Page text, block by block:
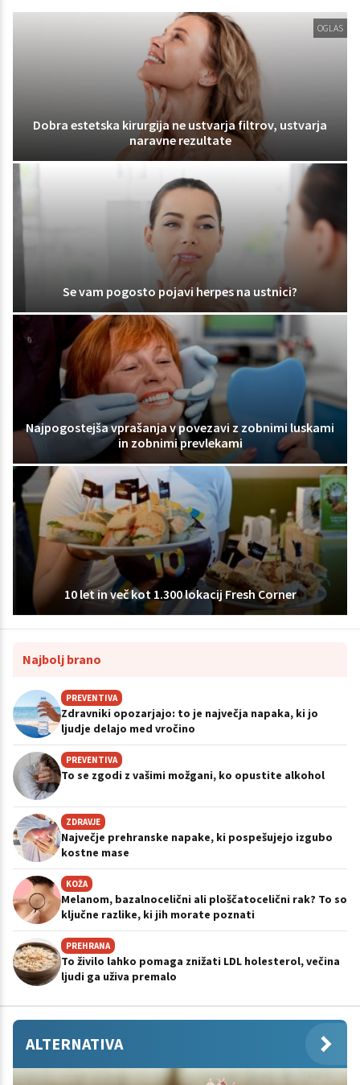
OGLAS
Dobra estetska kirurgija ne ustvarja filtrov, ustvarja
naravne rezultate
Se vam pogosto pojavi herpes na ustnici?
Najpogostejša vprašanja v povezavi z zobnimi luskami
in zobnimi prevlekami
10 let in več kot 1.300 lokacij Fresh Corner
Najbolj brano
PREVENTIVA
Zdravniki opozarjajo: to je največja napaka, ki jo
ljudje delajo med vročino
PREVENTIVA
To se zgodi z vašimi možgani, ko opustite alkohol
ZDRAVJE
Največje prehranske napake, ki pospešujejo izgubo
kostne mase
KOŽA
Melanom, bazalnocelični ali ploščatocelični rak? To so
ključne razlike, ki jih morate poznati
PREHRANA
To živilo lahko pomaga znižati LDL holesterol, večina
ljudi ga uživa premalo
ALTERNATIVA